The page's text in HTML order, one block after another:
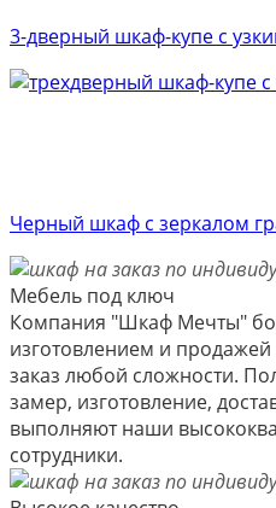
3-дверный шкаф-купе с
Черный шкаф с зеркалом
Мебель под ключ
Компания "Шкаф Мечты"
изготовлением и
заказ любой сложности.
замер, изготовление,
выполняют наши
сотрудники.